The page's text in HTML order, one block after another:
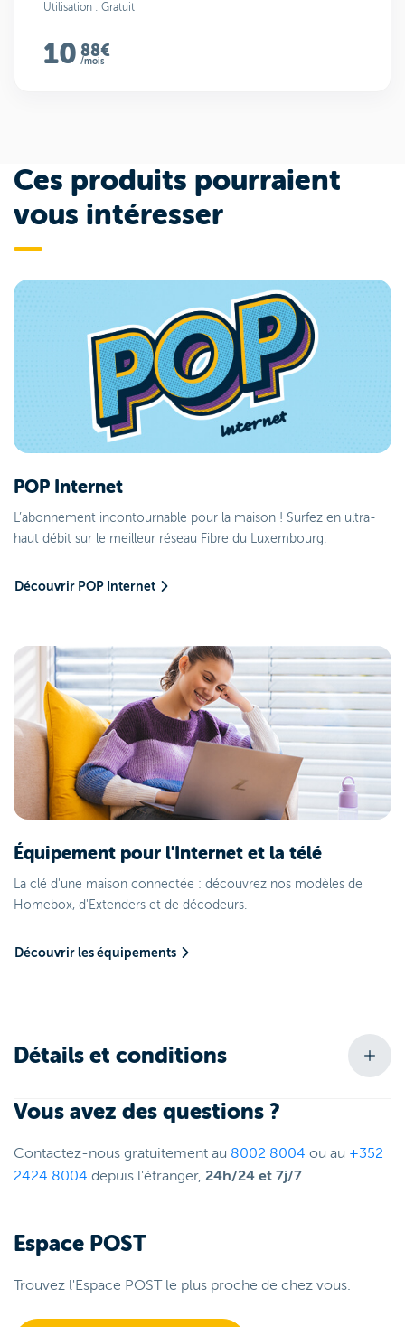
Utilisation : Gratuit
10 88€
/mois
Ces produits pourraient
vous intéresser
POP Internet
L’abonnement incontournable pour la maison ! Surfez en ultra-
haut débit sur le meilleur réseau Fibre du Luxembourg.
Découvrir POP Internet
Équipement pour l'Internet et la télé
La clé d'une maison connectée : découvrez nos modèles de
Homebox, d'Extenders et de décodeurs.
Découvrir les équipements
Détails et conditions
Vous avez des questions ?
Contactez-nous gratuitement au 8002 8004 ou au +352
2424 8004 depuis l'étranger, 24h/24 et 7j/7.
Espace POST
Trouvez l'Espace POST le plus proche de chez vous.